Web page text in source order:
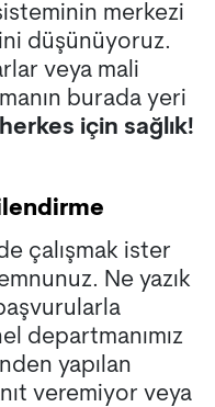
merkezi
düşünüyoruz.
veya mali
burada yeri
herkes için sağlık!
çalışmak ister
Ne yazık
departmanımız
yapılan
veremiyor veya